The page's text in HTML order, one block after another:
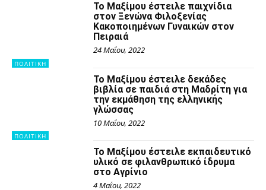
ΠΟΛΙΤΙΚΗ
Το Μαξίμου έστειλε παιχνίδια
στον Ξενώνα Φιλοξενίας
Κακοποιημένων Γυναικών στον
Πειραιά
24 Μαΐου, 2022
ΠΟΛΙΤΙΚΗ
Το Μαξίμου έστειλε δεκάδες
βιβλία σε παιδιά στη Μαδρίτη για
την εκμάθηση της ελληνικής
γλώσσας
10 Μαΐου, 2022
Το Μαξίμου έστειλε εκπαιδευτικό
υλικό σε φιλανθρωπικό ίδρυμα
στο Αγρίνιο
4 Μαΐου, 2022